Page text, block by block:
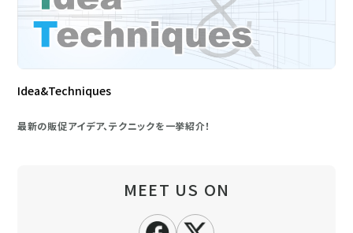
Idea&Techniques
最新の販促アイデア、テクニックを一挙紹介！
MEET US ON